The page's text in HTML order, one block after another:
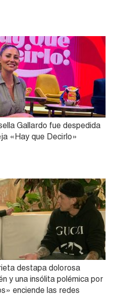
Gallardo fue despedida
«Hay que Decirlo»
destapa dolorosa
y una insólita polémica por
enciende las redes